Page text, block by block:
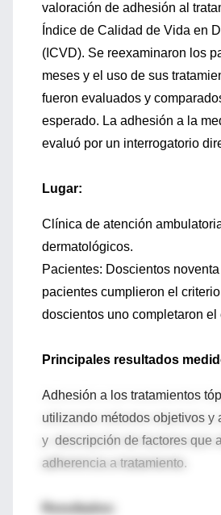
valoración de adhesión al
Índice de Calidad de Vida en
(ICVD). Se reexaminaron los
meses y el uso de sus
fueron evaluados y
esperado. La adhesión a la
evaluó por un interrogatorio
Lugar:
Clínica de atención
dermatológicos.
Pacientes: Doscientos
pacientes cumplieron el
doscientos uno completaron el
Principales resultados
Adhesión a los tratamientos
utilizando métodos objetivos y
y descripción de factores que
adherencia a tratamiento.
Resultados: